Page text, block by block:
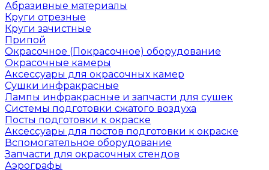
Абразивные материалы
Круги отрезные
Круги зачистные
Припой
Окрасочное (Покрасочное) оборудование
Окрасочные камеры
Аксессуары для окрасочных камер
Сушки инфракрасные
Лампы инфракрасные и запчасти для сушек
Системы подготовки сжатого воздуха
Посты подготовки к окраске
Аксессуары для постов подготовки к окраске
Вспомогательное оборудование
Запчасти для окрасочных стендов
Аэрографы